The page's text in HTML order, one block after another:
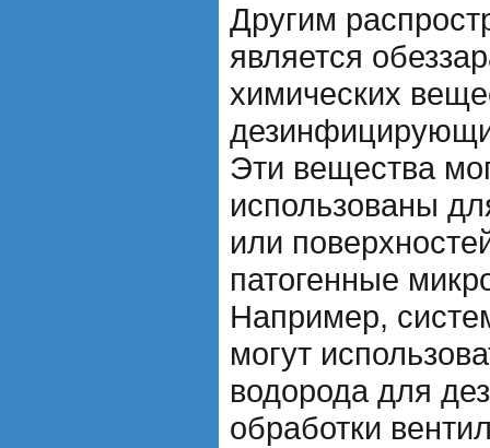
Другим
является
химических
Эти вещества
использованы
или
патогенные
Например,
могут
водорода для
обработки